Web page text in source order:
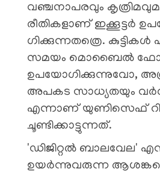
വഞ്ചനാപരവും
രീതികളാണ് ഇക്കൂട്ടർ
ഗിക്കുന്നതത്രെ.
സമയം മൊബൈൽ
ഉപയോ​ഗിക്കുന്നുവോ,
അപകട സാധ്യതയും
എന്നാണ് യുണിസെഫ്
ചൂണ്ടിക്കാട്ടുന്നത്.
'ഡിജിറ്റൽ ബാലവേല'
ഉയർന്നുവരുന്ന